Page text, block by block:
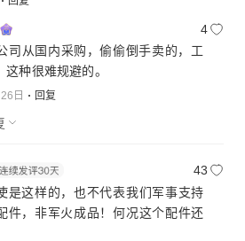
4
司从国内采购，偷偷倒手卖的，工
这种很难规避的。
日 回复
43
是这样的，也不代表我们军事支持
件，非军火成品！何况这个配件还